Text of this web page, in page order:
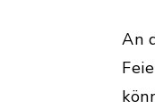
An